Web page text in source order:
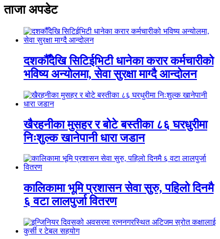
ताजा अपडेट
दशकौँदेखि सिटिईभिटी धानेका करार कर्मचारीको
भविष्य अन्योलमा, सेवा सुरक्षा माग्दै आन्दोलन
खैरहनीका मुसहर र बोटे बस्तीका ८६ घरधुरीमा
निःशुल्क खानेपानी धारा जडान
कालिकामा भूमि प्रशासन सेवा सुरु, पहिलो दिनमै
६ वटा लालपुर्जा वितरण